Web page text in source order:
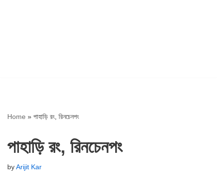
Home » পাহাড়ি রং, রিনচেনপং
পাহাড়ি রং, রিনচেনপং
by Arijit Kar